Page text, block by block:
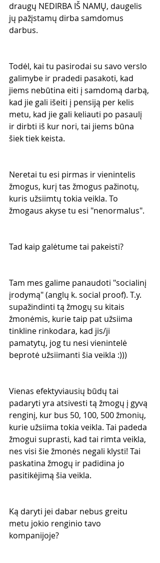
draugų NEDIRBA IŠ NAMŲ, daugelis
jų pažįstamų dirba samdomus
darbus.
Todėl, kai tu pasirodai su savo verslo
galimybe ir pradedi pasakoti, kad
jiems nebūtina eiti į samdomą darbą,
kad jie gali išeiti į pensiją per kelis
metu, kad jie gali keliauti po pasaulį
ir dirbti iš kur nori, tai jiems būna
šiek tiek keista.
Neretai tu esi pirmas ir vienintelis
žmogus, kurį tas žmogus pažinotų,
kuris užsiimtų tokia veikla. To
žmogaus akyse tu esi "nenormalus".
Tad kaip galėtume tai pakeisti?
Tam mes galime panaudoti "socialinį
įrodymą" (anglų k. social proof). T.y.
supažindinti tą žmogų su kitais
žmonėmis, kurie taip pat užsiima
tinkline rinkodara, kad jis/ji
pamatytų, jog tu nesi vienintelė
beprotė užsiimanti šia veikla :)))
Vienas efektyviausių būdų tai
padaryti yra atsivesti tą žmogų į gyvą
renginį, kur bus 50, 100, 500 žmonių,
kurie užsiima tokia veikla. Tai padeda
žmogui suprasti, kad tai rimta veikla,
nes visi šie žmonės negali klysti! Tai
paskatina žmogų ir padidina jo
pasitikėjimą šia veikla.
Ką daryti jei dabar nebus greitu
metu jokio renginio tavo
kompanijoje?